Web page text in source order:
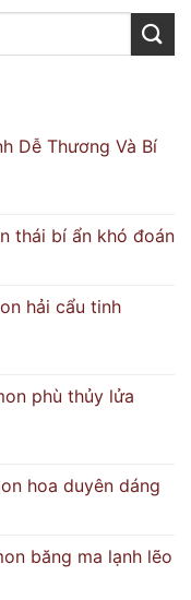
Dễ Thương Và Bí
thái bí ẩn khó đoán
hải cẩu tinh
phù thủy lửa
hoa duyên dáng
băng ma lạnh lẽo